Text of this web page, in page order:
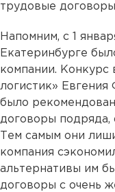
трудовые
Напомним, с 1
Екатеринбурге
компании. Конкурс
логистик»
было
договоры подряда,
Тем самым они
компания
альтернативы им
договоры с очень